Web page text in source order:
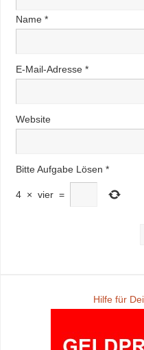
Name *
E-Mail-Adresse *
Website
Bitte Aufgabe Lösen *
4 × vier =
Hilfe für